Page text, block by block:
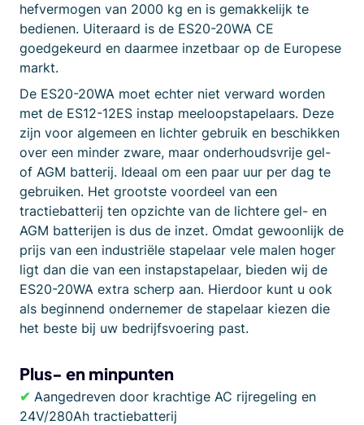
hefvermogen van 2000 kg en is gemakkelijk te
bedienen. Uiteraard is de ES20-20WA CE
goedgekeurd en daarmee inzetbaar op de Europese
markt.
De ES20-20WA moet echter niet verward worden
met de ES12-12ES instap meeloopstapelaars. Deze
zijn voor algemeen en lichter gebruik en beschikken
over een minder zware, maar onderhoudsvrije gel-
of AGM batterij. Ideaal om een paar uur per dag te
gebruiken. Het grootste voordeel van een
tractiebatterij ten opzichte van de lichtere gel- en
AGM batterijen is dus de inzet. Omdat gewoonlijk de
prijs van een industriële stapelaar vele malen hoger
ligt dan die van een instapstapelaar, bieden wij de
ES20-20WA extra scherp aan. Hierdoor kunt u ook
als beginnend ondernemer de stapelaar kiezen die
het beste bij uw bedrijfsvoering past.
Plus- en minpunten
✔ Aangedreven door krachtige AC rijregeling en
24V/280Ah tractiebatterij